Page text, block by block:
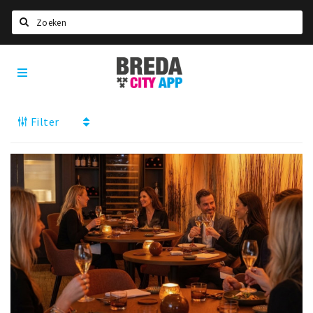
Home
Deals
Nieuws, interviews & blogs
Eten
Drinken
Slapen
Recreatief
Winkels
Breda
City
App
Filter